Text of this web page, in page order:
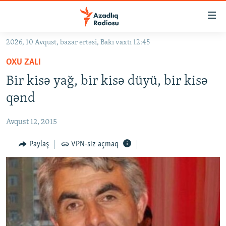
Əsas
qayıt
Əsas
naviqasiyaya
qayıt
#İZAHLA
KORRUPSIOMETR
#ƏSLINDƏ
FƏRQƏ BAX
QANUNI DOĞRU
ARAŞDIRMA
MULTIMEDIA
VIDEO
FOTOQALEREYA
RADIO ARXIV
OXU ZALI
HAQQIMIZDA
2026, 10 Avqust, bazar ertəsi, Bakı vaxtı 12:45
OXU ZALI
Bir kisə yağ, bir kisə düyü, bir kisə
qənd
Avqust 12, 2015
Paylaş VPN-siz açmaq